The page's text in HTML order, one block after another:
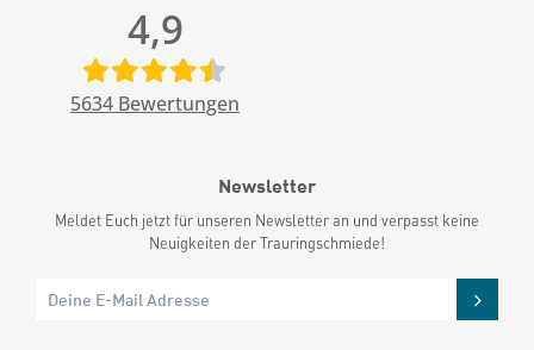
4,9
5634 Bewertungen
Newsletter
Meldet Euch jetzt für unseren Newsletter an und verpasst keine
Neuigkeiten der Trauringschmiede!